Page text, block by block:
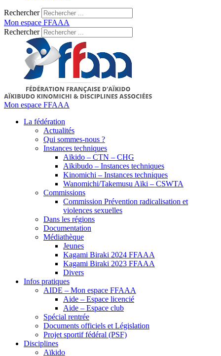
Rechercher
Mon espace FFAAA
Rechercher
Mon espace FFAAA
La fédération
Actualités
Qui sommes-nous ?
Instances techniques
Aïkido – CTN – CHG
Aïkibudo – Instances techniques
Kinomichi – Instances techniques
Wanomichi/Takemusu Aïki – CSWTA
Commissions
Commission Prévention radicalisation et
violences sexuelles
Dans les régions
Documentation
Médiathèque
Jeunes
Kagami Biraki 2024 FFAAA
Kagami Biraki 2023 FFAAA
Divers
Infos pratiques
AIDE – Mon espace FFAAA
Aide – Espace licencié
Aide – Espace club
Spécial rentrée
Documents officiels et Législation
Projet sportif fédéral (PSF)
Disciplines
Aïkido